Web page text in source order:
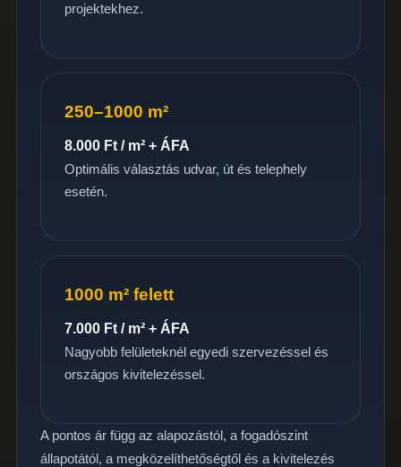
projektekhez.
250–1000 m²
8.000 Ft / m² + ÁFA
Optimális választás udvar, út és telephely
esetén.
1000 m² felett
7.000 Ft / m² + ÁFA
Nagyobb felületeknél egyedi szervezéssel és
országos kivitelezéssel.
A pontos ár függ az alapozástól, a fogadószint
állapotától, a megközelíthetőségtől és a kivitelezés